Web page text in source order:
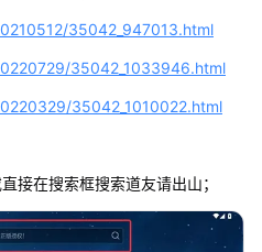
35042_947013.html
35042_1033946.html
35042_1010022.html
接在搜索框搜索道友请出山；